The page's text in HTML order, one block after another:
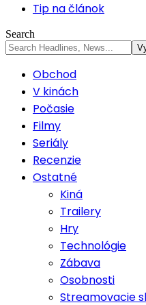
Tip na článok
Search
Obchod
V kinách
Počasie
Filmy
Seriály
Recenzie
Ostatné
Kiná
Trailery
Hry
Technológie
Zábava
Osobnosti
Streamovacie